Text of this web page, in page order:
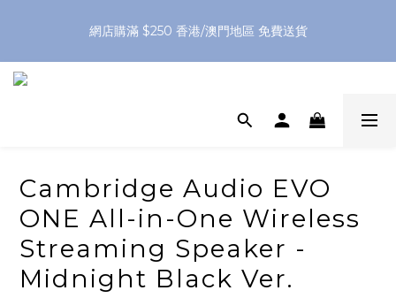
XPay（先買後付 免息分 3 期）- 新用戶首次消費滿 HK$100 即
Cambridge Audio EVO
ONE All-in-One Wireless
Streaming Speaker -
Midnight Black Ver.